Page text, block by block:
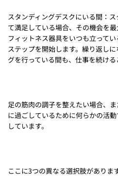
スタンディングデスクにいる間：
て満足している場合、その機会を
フィットネス器具をいつも立ってい
ステップを開始します。繰り返し
グを行っている間も、仕事を続ける
足の筋肉の調子を整えたい場合、
に過ごしているために何らかの活
しています。
ここに3つの異なる選択肢があります